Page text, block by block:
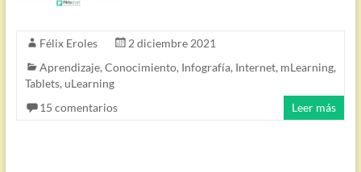
Félix Eroles
2 diciembre 2021
Aprendizaje, Conocimiento, Infografía, Internet, mLearning,
Tablets, uLearning
15 comentarios
Leer más